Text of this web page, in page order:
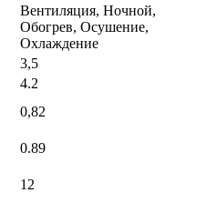
Вентиляция, Ночной,
Обогрев, Осушение,
Охлаждение
3,5
4.2
0,82
0.89
12